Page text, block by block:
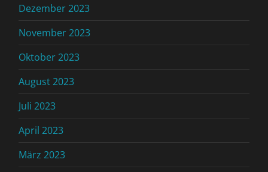
Dezember 2023
November 2023
Oktober 2023
August 2023
Juli 2023
April 2023
März 2023